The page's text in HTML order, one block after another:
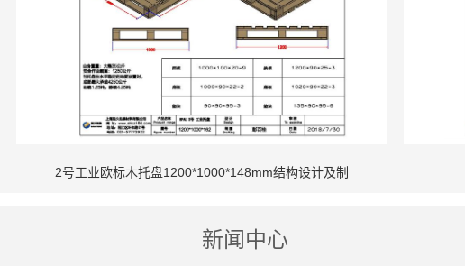
2号工业欧标木托盘1200*1000*148mm结构设计及制
新闻中心